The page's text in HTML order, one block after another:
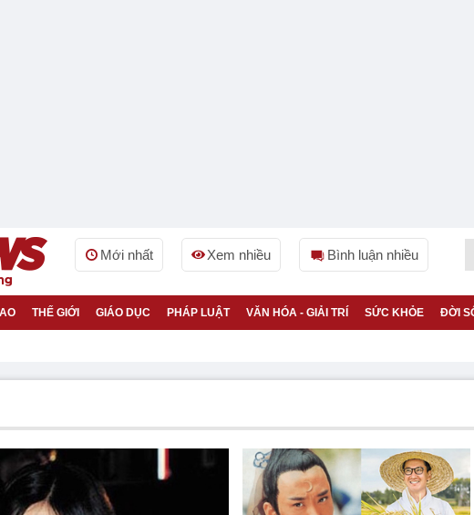
Mới nhất Xem nhiều Bình luận nhiều
THẾ GIỚI GIÁO DỤC PHÁP LUẬT VĂN HÓA - GIẢI TRÍ SỨC KHỎE ĐỜI